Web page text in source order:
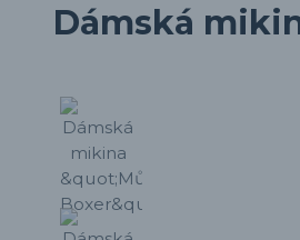
Dámská